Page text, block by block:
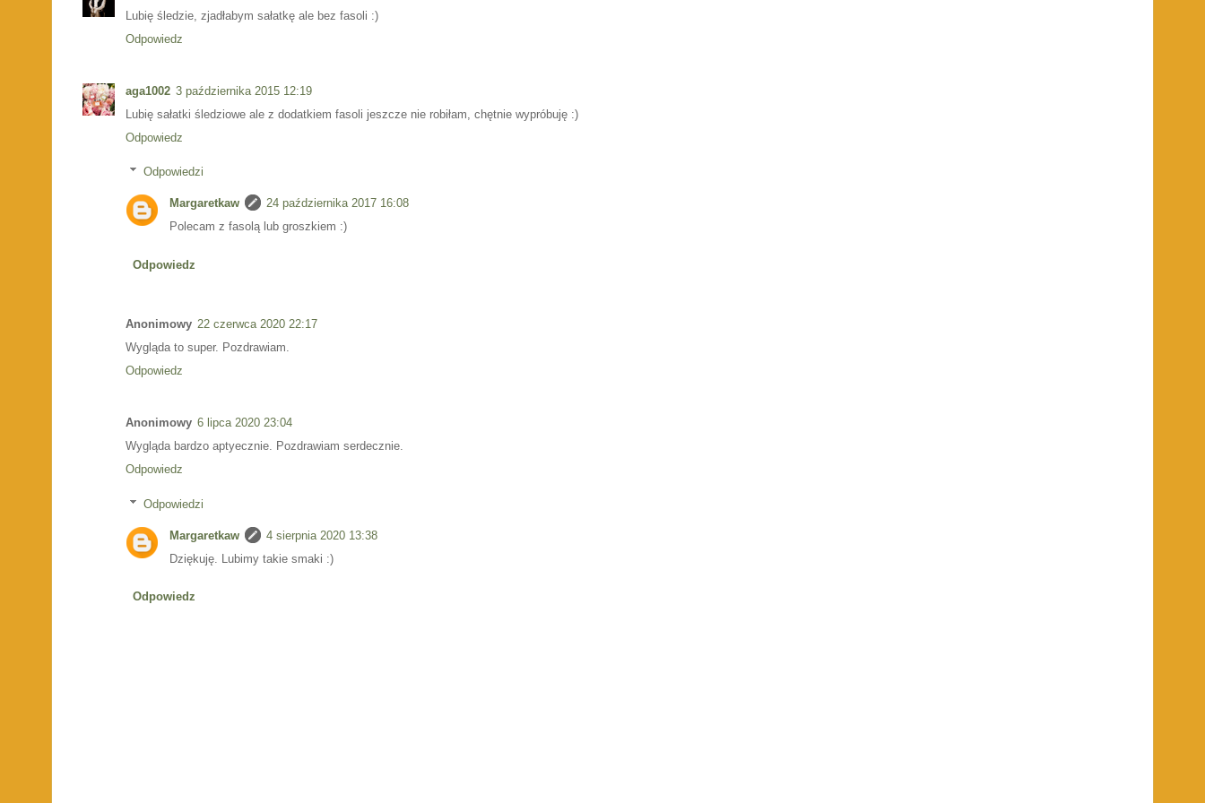
Lubię śledzie, zjadłabym sałatkę ale bez fasoli :)
Odpowiedz
aga1002 3 października 2015 12:19
Lubię sałatki śledziowe ale z dodatkiem fasoli jeszcze nie robiłam, chętnie wypróbuję :)
Odpowiedz
Odpowiedzi
Margaretkaw
24 października 2017 16:08
Polecam z fasolą lub groszkiem :)
Odpowiedz
Anonimowy 22 czerwca 2020 22:17
Wygląda to super. Pozdrawiam.
Odpowiedz
Anonimowy 6 lipca 2020 23:04
Wygląda bardzo aptyecznie. Pozdrawiam serdecznie.
Odpowiedz
Odpowiedzi
Margaretkaw
4 sierpnia 2020 13:38
Dziękuję. Lubimy takie smaki :)
Odpowiedz